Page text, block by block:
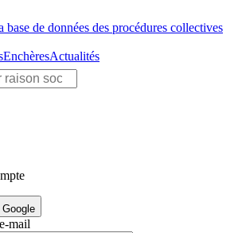
base de données des procédures collectives
EnchèresActualités
mail